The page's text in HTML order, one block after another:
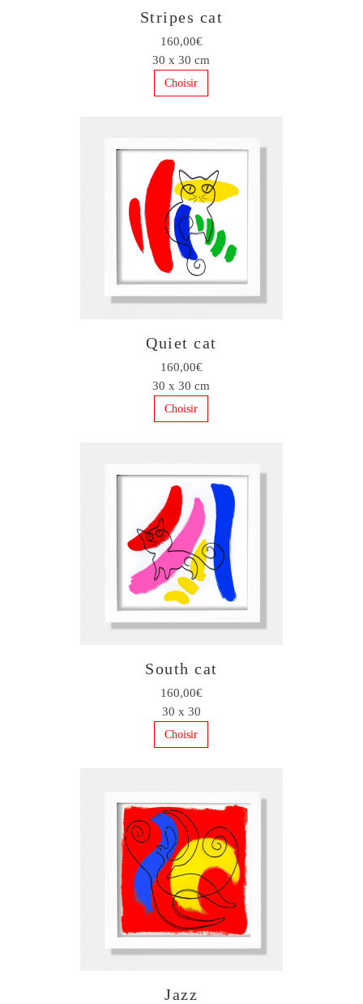
Stripes cat
160,00€
30 x 30 cm
Choisir
Quiet cat
160,00€
30 x 30 cm
Choisir
South cat
160,00€
30 x 30
Choisir
Jazz